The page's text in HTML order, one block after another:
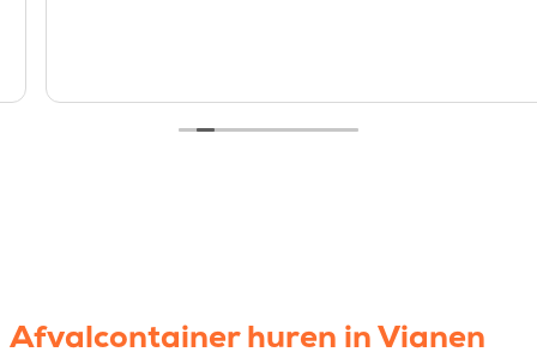
Afvalcontainer huren in Vianen